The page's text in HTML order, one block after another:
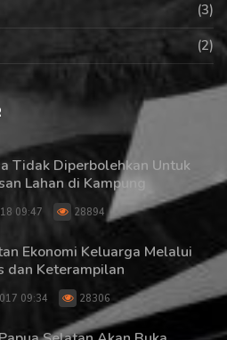
(3)
(2)
Tidak Diperbolehkan Untuk
Lahan di Kampung
09:47 28894
Ekonomi Keluarga Melalui
dan Keterampilan
09:34 28306